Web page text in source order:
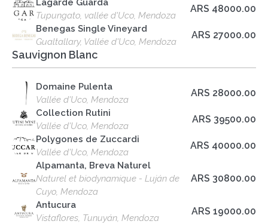
Lagarde Guarda
Tupungato, vallée d'Uco, Mendoza
ARS 48000.00
Benegas Single Vineyard
Gualtallary, Vallée d'Uco, Mendoza
ARS 27000.00
Sauvignon Blanc
Domaine Pulenta
Vallée d'Uco, Mendoza
ARS 28000.00
Collection Rutini
Vallée d'Uco, Mendoza
ARS 39500.00
Polygones de Zuccardi
Vallée d'Uco, Mendoza
ARS 40000.00
Alpamanta, Breva Naturel
Naturel et biodynamique - Luján de
Cuyo, Mendoza
ARS 30800.00
Antucura
Vistaflores, Tunuyán, Mendoza
ARS 19000.00